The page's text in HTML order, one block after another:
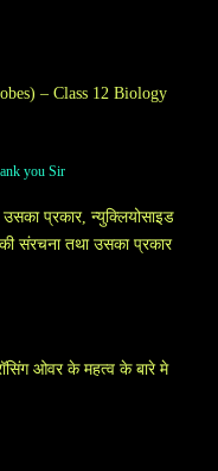
– Class 12 Biology
you Sir
प्रकार, न्युक्लियोसाइड
संरचना तथा उसका प्रकार
ओवर के महत्व के बारे मे